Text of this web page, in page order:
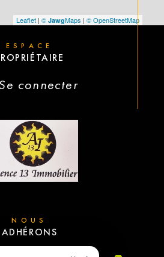
Leaflet | © JawgMaps | © OpenStreetMap
ESPACE
connecter
NOUS
ADHÉRONS